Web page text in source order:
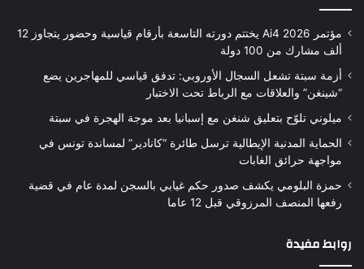
مؤتمر Ai4 2026 يختتم دورته التاسعة بأرقام قياسية وحضور يتجاوز 12
ألف مشارك من 100 دولة
أزمة سبتة تشعل السجال الأوروبي: تدفق قياسي للمهاجرين يضع
“شينغن” والعلاقات مع الرباط تحت الاختبار
ميلوني تلوّح بتعليق شنغن مع إسبانيا بعد موجة الهجرة في سبتة
الحماية المدنية الإيطالية ترسل طائرة “كانادير” لمساندة تونس في
مواجهة حرائق الغابات
حمزة البلومي يكشف صدور حكم غيابي بالسجن لمدة عام في قضية
رفعها المنصف المرزوقي قبل 12 عاما
روابط مفيدة